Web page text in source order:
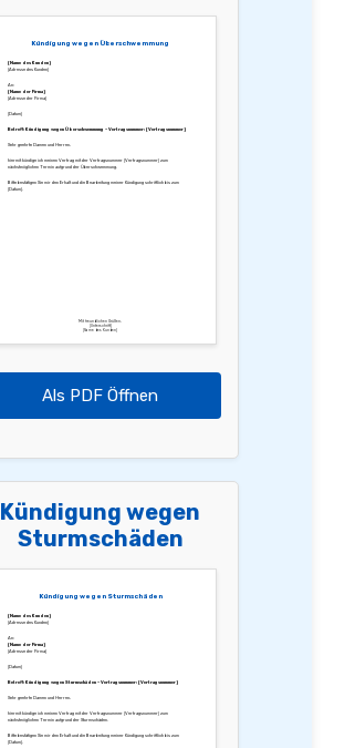
Kündigung wegen Überschwemmung
[Name des Kunden]
[Adresse des Kunden]
An:
[Name der Firma]
[Adresse der Firma]
[Datum]
Betreff: Kündigung wegen Überschwemmung – Vertragsnummer: [Vertragsnummer]
Sehr geehrte Damen und Herren,
hiermit kündige ich meinen Vertrag mit der Vertragsnummer [Vertragsnummer] zum
nächstmöglichen Termin aufgrund der Überschwemmung.
Bitte bestätigen Sie mir den Erhalt und die Bearbeitung meiner Kündigung schriftlich bis zum
[Datum].
Mit freundlichen Grüßen,
[Unterschrift]
[Name des Kunden]
Als PDF Öffnen
Kündigung wegen
Sturmschäden
Kündigung wegen Sturmschäden
[Name des Kunden]
[Adresse des Kunden]
An:
[Name der Firma]
[Adresse der Firma]
[Datum]
Betreff: Kündigung wegen Sturmschäden – Vertragsnummer: [Vertragsnummer]
Sehr geehrte Damen und Herren,
hiermit kündige ich meinen Vertrag mit der Vertragsnummer [Vertragsnummer] zum
nächstmöglichen Termin aufgrund der Sturmschäden.
Bitte bestätigen Sie mir den Erhalt und die Bearbeitung meiner Kündigung schriftlich bis zum
[Datum].